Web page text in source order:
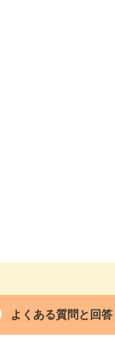
よくある質問と回答